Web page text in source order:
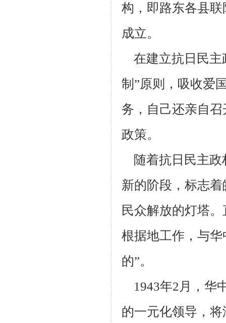
构，即路东各县联
成立。
在建立抗日民主
制”原则，吸收爱
务，自己还亲自
政策。
随着抗日民主政
新的阶段，标志
民众解放的灯塔。
根据地工作，与华
的”。
1943年2月，华
的一元化领导，